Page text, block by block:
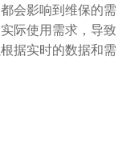
会影响到维保的需
际使用需求，导致
据实时的数据和需